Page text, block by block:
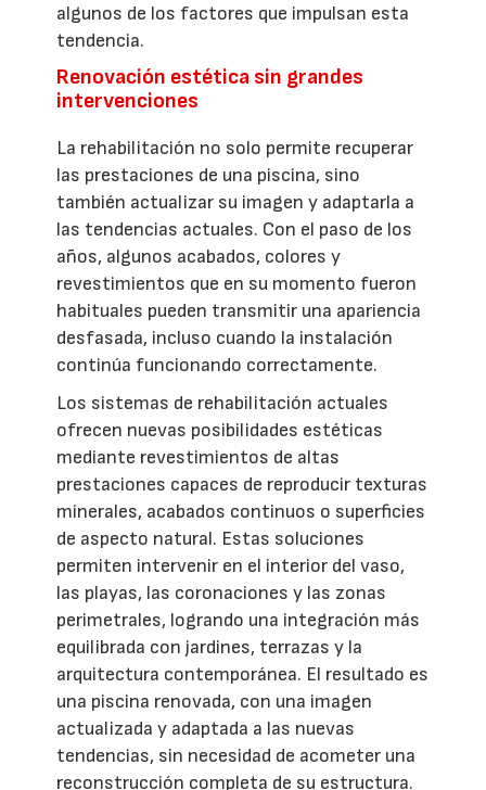
algunos de los factores que impulsan esta
tendencia.
Renovación estética sin grandes
intervenciones
La rehabilitación no solo permite recuperar
las prestaciones de una piscina, sino
también actualizar su imagen y adaptarla a
las tendencias actuales. Con el paso de los
años, algunos acabados, colores y
revestimientos que en su momento fueron
habituales pueden transmitir una apariencia
desfasada, incluso cuando la instalación
continúa funcionando correctamente.
Los sistemas de rehabilitación actuales
ofrecen nuevas posibilidades estéticas
mediante revestimientos de altas
prestaciones capaces de reproducir texturas
minerales, acabados continuos o superficies
de aspecto natural. Estas soluciones
permiten intervenir en el interior del vaso,
las playas, las coronaciones y las zonas
perimetrales, logrando una integración más
equilibrada con jardines, terrazas y la
arquitectura contemporánea. El resultado es
una piscina renovada, con una imagen
actualizada y adaptada a las nuevas
tendencias, sin necesidad de acometer una
reconstrucción completa de su estructura.